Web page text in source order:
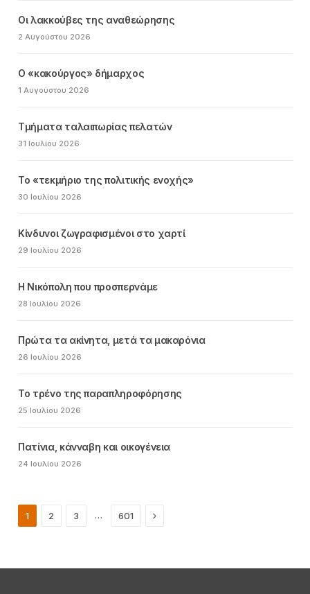
Οι λακκούβες της αναθεώρησης
2 Αυγούστου 2026
Ο «κακούργος» δήμαρχος
1 Αυγούστου 2026
Τμήματα ταλαιπωρίας πελατών
31 Ιουλίου 2026
Το «τεκμήριο της πολιτικής ενοχής»
30 Ιουλίου 2026
Κίνδυνοι ζωγραφισμένοι στο χαρτί
29 Ιουλίου 2026
Η Νικόπολη που προσπερνάμε
28 Ιουλίου 2026
Πρώτα τα ακίνητα, μετά τα μακαρόνια
26 Ιουλίου 2026
Το τρένο της παραπληροφόρησης
25 Ιουλίου 2026
Πατίνια, κάνναβη και οικογένεια
24 Ιουλίου 2026
1 2 3 … 601 Next